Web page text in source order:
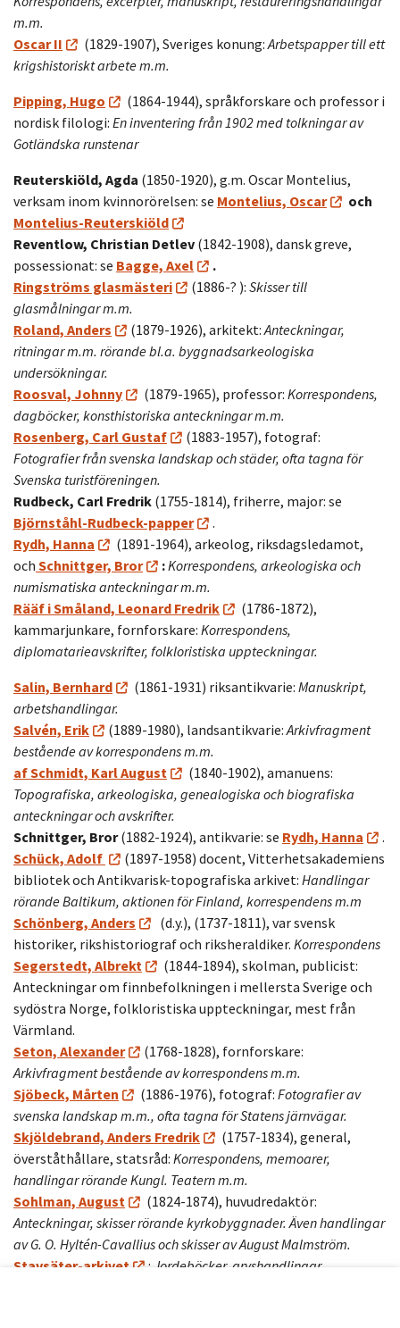
m.m.
Oscar II
(1829-1907), Sveriges konung: Arbetspapper till ett
krigshistoriskt arbete m.m.
Pipping, Hugo
(1864-1944), språkforskare och professor i
nordisk filologi: En inventering från 1902 med tolkningar av
Gotländska runstenar
Reuterskiöld, Agda (1850-1920), g.m. Oscar Montelius,
verksam inom kvinnorörelsen: se Montelius, Oscar
och
Montelius-Reuterskiöld
Reventlow, Christian Detlev (1842-1908), dansk greve,
possessionat: se Bagge, Axel
.
Ringströms glasmästeri
(1886-? ): Skisser till
glasmålningar m.m.
Roland, Anders
(1879-1926), arkitekt: Anteckningar,
ritningar m.m. rörande bl.a. byggnadsarkeologiska
undersökningar.
Roosval, Johnny
(1879-1965), professor: Korrespondens,
dagböcker, konsthistoriska anteckningar m.m.
Rosenberg, Carl Gustaf
(1883-1957), fotograf:
Fotografier från svenska landskap och städer, ofta tagna för
Svenska turistföreningen.
Rudbeck, Carl Fredrik (1755-1814), friherre, major: se
Björnståhl-Rudbeck-papper
.
Rydh, Hanna
(1891-1964), arkeolog, riksdagsledamot,
och Schnittger, Bror :Korrespondens, arkeologiska och
numismatiska anteckningar m.m.
Rääf i Småland, Leonard Fredrik
(1786-1872),
kammarjunkare, fornforskare: Korrespondens,
diplomatarieavskrifter, folkloristiska uppteckningar.
Salin, Bernhard
(1861-1931) riksantikvarie: Manuskript,
arbetshandlingar.
Salvén, Erik
(1889-1980), landsantikvarie: Arkivfragment
bestående av korrespondens m.m.
af Schmidt, Karl August
(1840-1902), amanuens:
Topografiska, arkeologiska, genealogiska och biografiska
anteckningar och avskrifter.
Schnittger, Bror(1882-1924), antikvarie: se Rydh, Hanna
.
Schück, Adolf
(1897-1958) docent, Vitterhetsakademiens
bibliotek och Antikvarisk-topografiska arkivet: Handlingar
rörande Baltikum, aktionen för Finland, korrespendens m.m
Schönberg, Anders
(d.y.), (1737-1811), var svensk
historiker, rikshistoriograf och riksheraldiker. Korrespondens
Segerstedt, Albrekt
(1844-1894), skolman, publicist:
Anteckningar om finnbefolkningen i mellersta Sverige och
sydöstra Norge, folkloristiska uppteckningar, mest från
Värmland.
Seton, Alexander
(1768-1828), fornforskare:
Arkivfragment bestående av korrespondens m.m.
Sjöbeck, Mårten
(1886-1976), fotograf: Fotografier av
svenska landskap m.m., ofta tagna för Statens järnvägar.
Skjöldebrand, Anders Fredrik
(1757-1834), general,
överståthållare, statsråd: Korrespondens, memoarer,
handlingar rörande Kungl. Teatern m.m.
Sohlman, August
(1824-1874), huvudredaktör:
Anteckningar, skisser rörande kyrkobyggnader. Även handlingar
av G. O. Hyltén-Cavallius och skisser av August Malmström.
Stavsäter-arkivet
: Jordeböcker, arvshandlingar,